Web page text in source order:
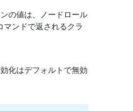
の値は、ノードロール
マンドで返されるクラ
化はデフォルトで無効